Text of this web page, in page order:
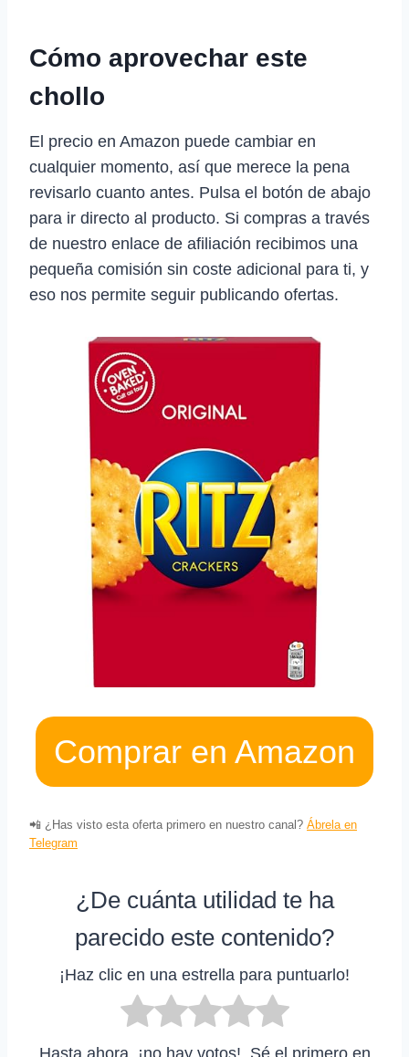
Cómo aprovechar este
chollo
El precio en Amazon puede cambiar en
cualquier momento, así que merece la pena
revisarlo cuanto antes. Pulsa el botón de abajo
para ir directo al producto. Si compras a través
de nuestro enlace de afiliación recibimos una
pequeña comisión sin coste adicional para ti, y
eso nos permite seguir publicando ofertas.
Comprar en Amazon
📲 ¿Has visto esta oferta primero en nuestro canal? Ábrela en
Telegram
¿De cuánta utilidad te ha
parecido este contenido?
¡Haz clic en una estrella para puntuarlo!
Hasta ahora, ¡no hay votos!. Sé el primero en